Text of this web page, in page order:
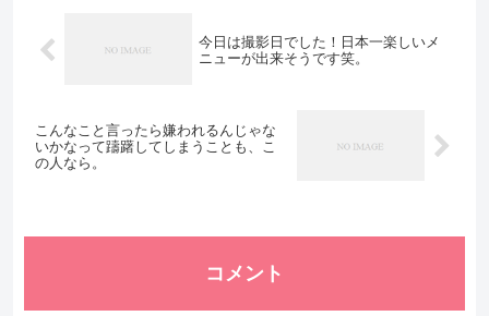
今日は撮影日でした！日本一楽しいメ
ニューが出来そうです笑。
こんなこと言ったら嫌われるんじゃな
いかなって躊躇してしまうことも、こ
の人なら。
コメント